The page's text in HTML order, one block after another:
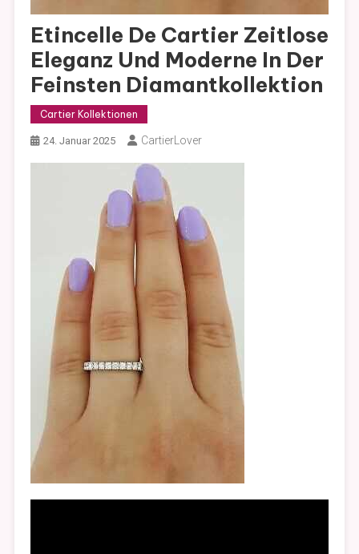
Etincelle De Cartier Zeitlose
Eleganz Und Moderne In Der
Feinsten Diamantkollektion
Cartier Kollektionen
24. Januar 2025 CartierLover